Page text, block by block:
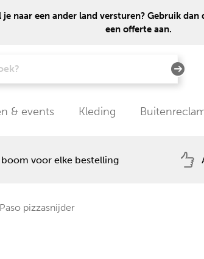
naar een ander land versturen? Gebruik
een offerte aan.
& events Kleding
boom voor elke bestelling
pizzasnijder